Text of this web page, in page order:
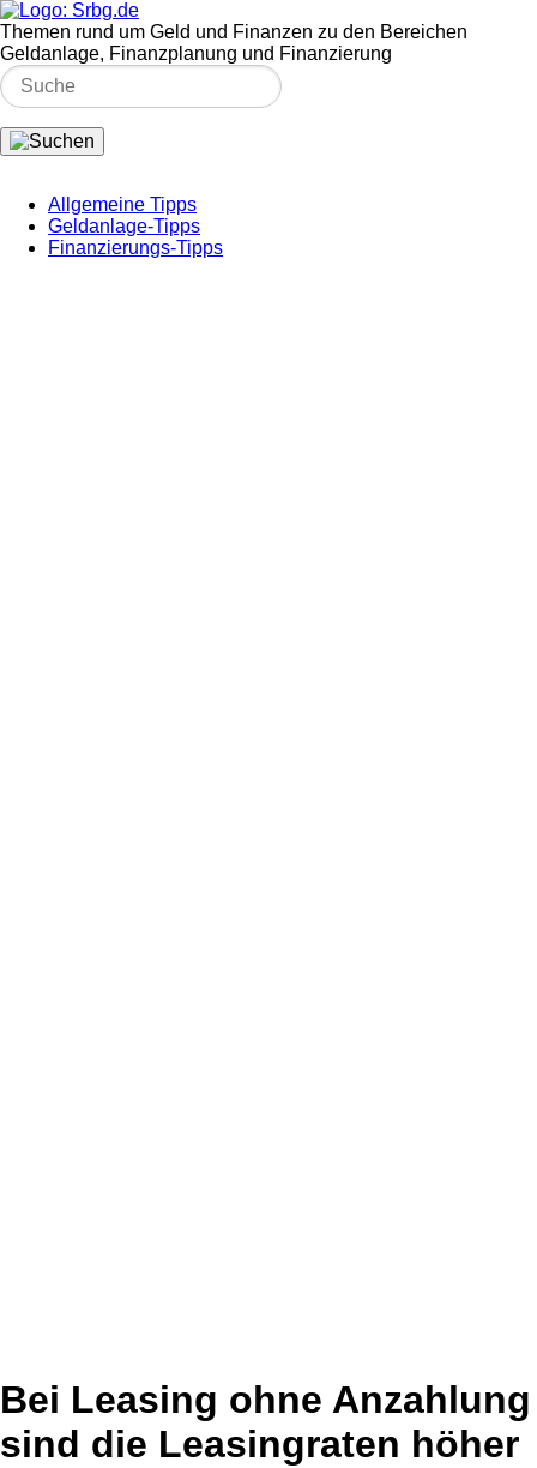
Themen rund um Geld und Finanzen zu den Bereichen
Geldanlage, Finanzplanung und Finanzierung
Allgemeine Tipps
Geldanlage-Tipps
Finanzierungs-Tipps
Bei Leasing ohne Anzahlung
sind die Leasingraten höher